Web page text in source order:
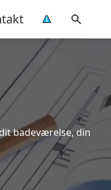
badeværelse, din